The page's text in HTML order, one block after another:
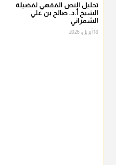
منذ 3 شهر
، فإلم يعلم
تحليل النص الفقهي لفضيلة
الشيخ أ.د. صالح بن علي
الشمراني
18 أبريل، 2026